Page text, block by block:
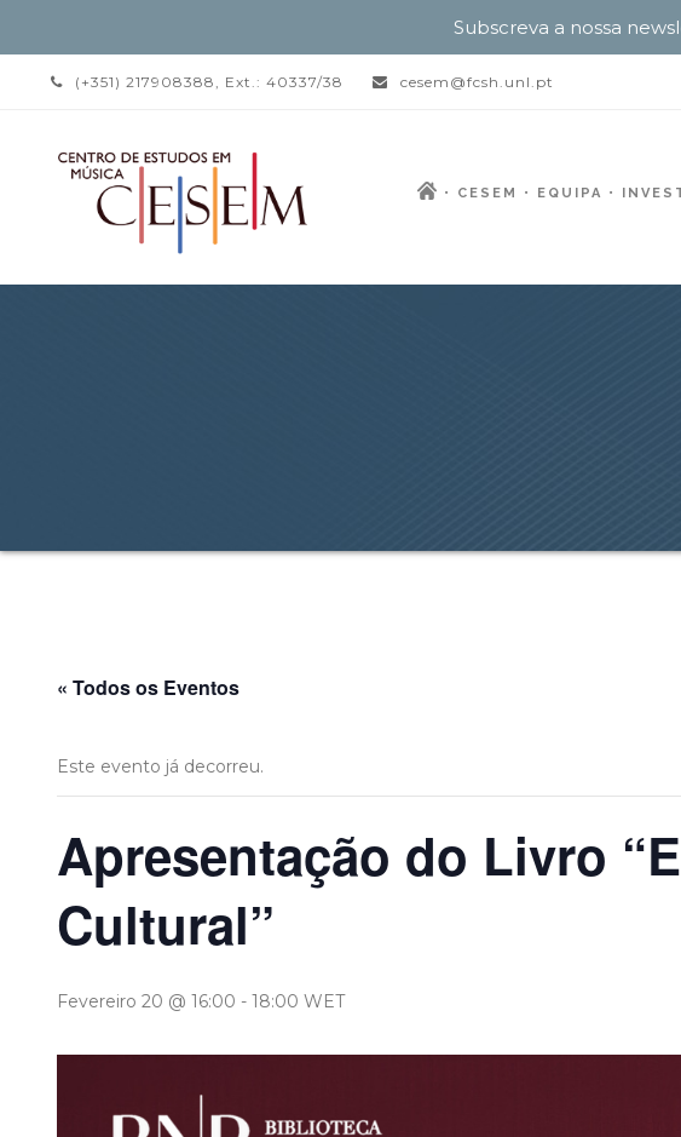
(+351) 217908388, Ext.: 40337/38 cesem@fcsh.unl.pt
CESEM EQUIPA
« Todos os Eventos
Este evento já decorreu.
Apresentação do Livro
Cultural”
Fevereiro 20 @ 16:00 - 18:00 WET
Subscreva a nossa